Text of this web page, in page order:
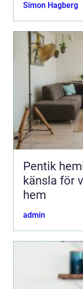
Simon Hagberg
Pentik
känsla för
hem
admin